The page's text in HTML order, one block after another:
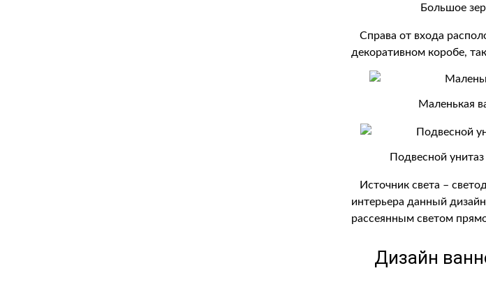
Большое
Справа от входа
декоративном коробе,
Маленькая
Подвесной
Источник света –
интерьера данный
рассеянным светом
Дизайн